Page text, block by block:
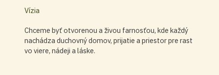
Vízia
Chceme byť otvorenou a živou farnosťou, kde každý
nachádza duchovný domov, prijatie a priestor pre rast
vo viere, nádeji a láske.